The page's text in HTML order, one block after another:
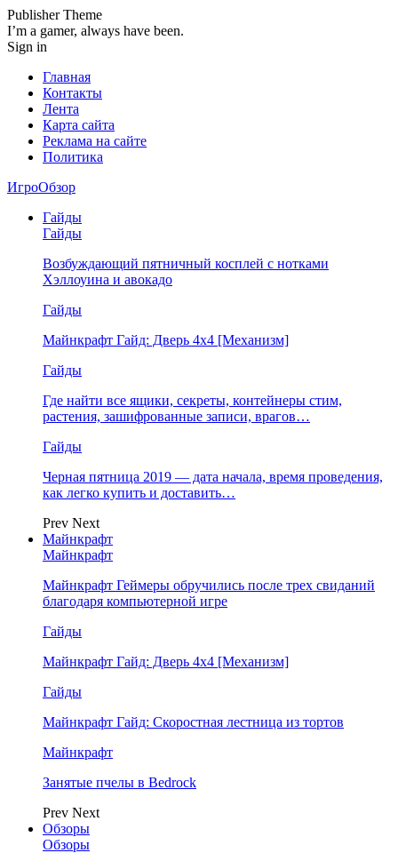
Publisher Theme
I’m a gamer, always have been.
Sign in
Главная
Контакты
Лента
Карта сайта
Реклама на сайте
Политика
ИгроОбзор
Гайды
Гайды
Возбуждающий пятничный косплей с нотками
Хэллоуина и авокадо
Гайды
Майнкрафт Гайд: Дверь 4х4 [Механизм]
Гайды
Где найти все ящики, секреты, контейнеры стим,
растения, зашифрованные записи, врагов…
Гайды
Черная пятница 2019 — дата начала, время проведения,
как легко купить и доставить…
Prev Next
Майнкрафт
Майнкрафт
Майнкрафт Геймеры обручились после трех свиданий
благодаря компьютерной игре
Гайды
Майнкрафт Гайд: Дверь 4х4 [Механизм]
Гайды
Майнкрафт Гайд: Скоростная лестница из тортов
Майнкрафт
Занятые пчелы в Bedrock
Prev Next
Обзоры
Обзоры